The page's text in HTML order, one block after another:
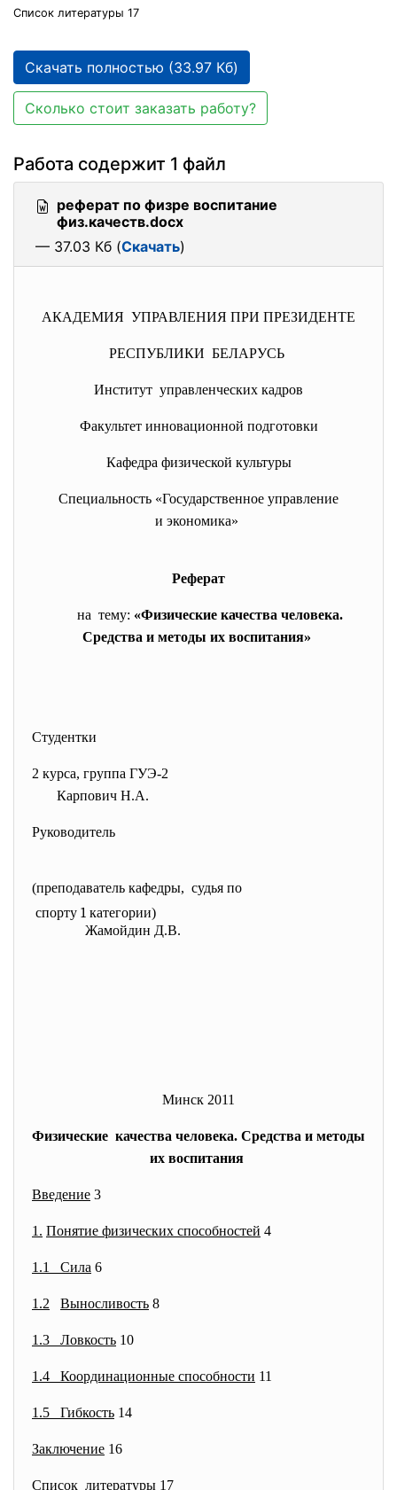
Список литературы 17
Скачать полностью (33.97 Кб)
Сколько стоит заказать работу?
Работа содержит 1 файл
реферат по физре воспитание
физ.качеств.docx
— 37.03 Кб (Скачать)
АКАДЕМИЯ УПРАВЛЕНИЯ ПРИ ПРЕЗИДЕНТЕ
РЕСПУБЛИКИ БЕЛАРУСЬ
Институт управленческих кадров
Факультет инновационной подготовки
Кафедра физической культуры
Специальность «Государственное управление
и экономика»
Реферат
на тему: «Физические качества человека.
Средства и методы их воспитания»
Студентки
2 курса, группа ГУЭ-2
Карпович Н.А.
Руководитель
(преподаватель кафедры, судья по
спорту 1 категории)
Жамойдин Д.В.
Минск 2011
Физические качества человека. Средства и методы
их воспитания
Введение 3
1. Понятие физических способностей 4
1.1 Сила 6
1.2 Выносливость 8
1.3 Ловкость 10
1.4 Координационные способности 11
1.5 Гибкость 14
Заключение 16
Список литературы 17